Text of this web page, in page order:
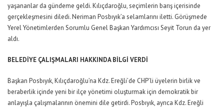
yaşananlar da gündeme geldi. Kılıçdaroğlu, seçimlerin barış içerisinde
gerçekleşmesini diledi. Neriman Posbıyık’a selamlarını iletti. Görüşmede
Yerel Yönetimlerden Sorumlu Genel Başkan Yardımcısı Seyit Torun da yer
aldı.
BELEDİYE ÇALIŞMALARI HAKKINDA BİLGİ VERDİ
Başkan Posbıyık, Kılıçdaroğlu’na Kdz. Ereğli’de CHP’li üyelerin birlik ve
beraberlik içinde yeni bir ilçe yönetimi oluşturmak için demokratik bir
anlayışla çalışmalarının önemini dile getirdi. Posbıyık, ayrıca Kdz. Ereğli